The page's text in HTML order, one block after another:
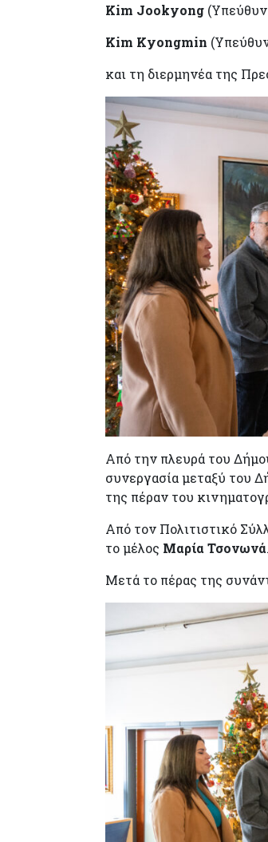
Kim Jookyong
Kim Kyongmin
και τη διερμηνέα της
Από την πλευρά του
συνεργασία μεταξύ του
της πέραν του
Από τον Πολιτιστικό
το μέλος Μαρία Τσονωνά.
Μετά το πέρας της